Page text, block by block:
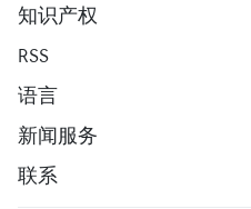
知识产权
RSS
语言
新闻服务
联系